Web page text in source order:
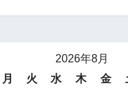
2026年8月
月
火 水 木 金